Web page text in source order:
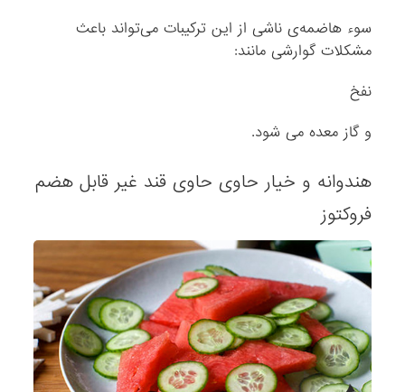
سوء هاضمه‌ی ناشی از این ترکیبات می‌تواند باعث
مشکلات گوارشی مانند:
نفخ
و گاز معده می شود.
هندوانه و خیار حاوی حاوی قند غیر قابل هضم
فروکتوز